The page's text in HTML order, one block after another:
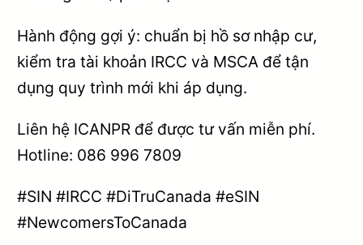
Hành động gợi ý: chuẩn bị hồ sơ nhập cư,
kiểm tra tài khoản IRCC và MSCA để tận
dụng quy trình mới khi áp dụng.
Liên hệ ICANPR để được tư vấn miễn phí.
Hotline: 086 996 7809
#SIN #IRCC #DiTruCanada #eSIN
#NewcomersToCanada